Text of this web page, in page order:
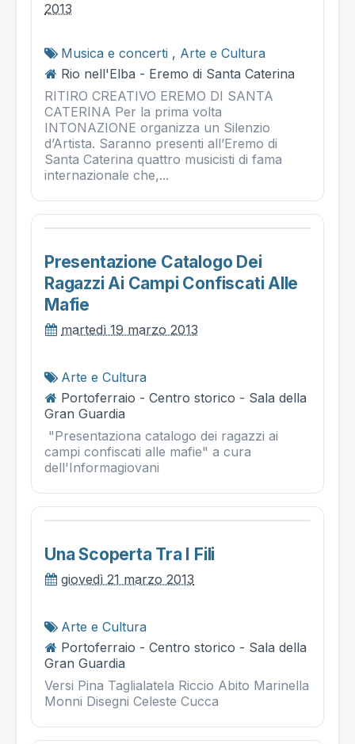
2013
Musica e concerti , Arte e Cultura
Rio nell'Elba - Eremo di Santa Caterina
RITIRO CREATIVO EREMO DI SANTA
CATERINA Per la prima volta
INTONAZIONE organizza un Silenzio
d’Artista. Saranno presenti all’Eremo di
Santa Caterina quattro musicisti di fama
internazionale che,...
Presentazione Catalogo Dei
Ragazzi Ai Campi Confiscati Alle
Mafie
martedì 19 marzo 2013
Arte e Cultura
Portoferraio - Centro storico - Sala della
Gran Guardia
"Presentaziona catalogo dei ragazzi ai
campi confiscati alle mafie" a cura
dell'Informagiovani
Una Scoperta Tra I Fili
giovedì 21 marzo 2013
Arte e Cultura
Portoferraio - Centro storico - Sala della
Gran Guardia
Versi Pina Taglialatela Riccio Abito Marinella
Monni Disegni Celeste Cucca